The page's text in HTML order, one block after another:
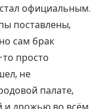
официальным.
поставлены,
сам брак
то просто
не
палате,